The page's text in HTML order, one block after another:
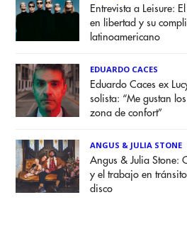
Entrevista a Leisure:
en libertad y su
latinoamericano
EDUARDO CACES
Eduardo Caces ex
solista: “Me gustan
zona de confort”
ANGUS & JULIA STONE
Angus & Julia Stone:
y el trabajo en
disco